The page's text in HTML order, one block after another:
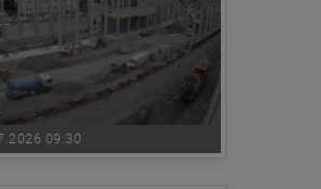
09:30